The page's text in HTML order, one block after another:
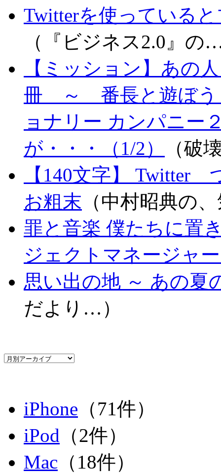
Twitterを使っている
（『ビジネス2.0』の
【ミッション】あの
冊 ～ 番長と遊ぼう
ョナリー カンパニ
が・・・（1/2）
（破
【140文字】
お粗末 （中村昭典の
罪と音楽 僕たちに置
ジェクトマネージャ
思い出の地 ～ あの夏
だより…）
iPhone （71件）
iPod （2件）
Mac （18件）